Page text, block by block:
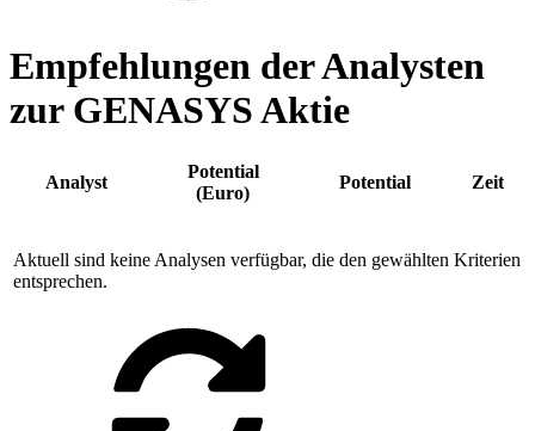
Empfehlungen der Analysten
zur GENASYS Aktie
Analyst
Potential
(Euro)
Potential Zeit
Aktuell sind keine Analysen verfügbar, die den gewählten Kriterien
entsprechen.